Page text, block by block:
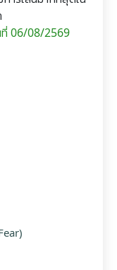
06/08/2569